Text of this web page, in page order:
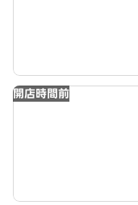
開店時間前